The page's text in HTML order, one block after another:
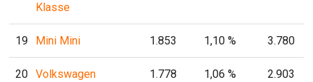
Klasse
19 Mini Mini 1.853 1,10 % 3.780
20
Volkswagen
1.778 1,06 % 2.903